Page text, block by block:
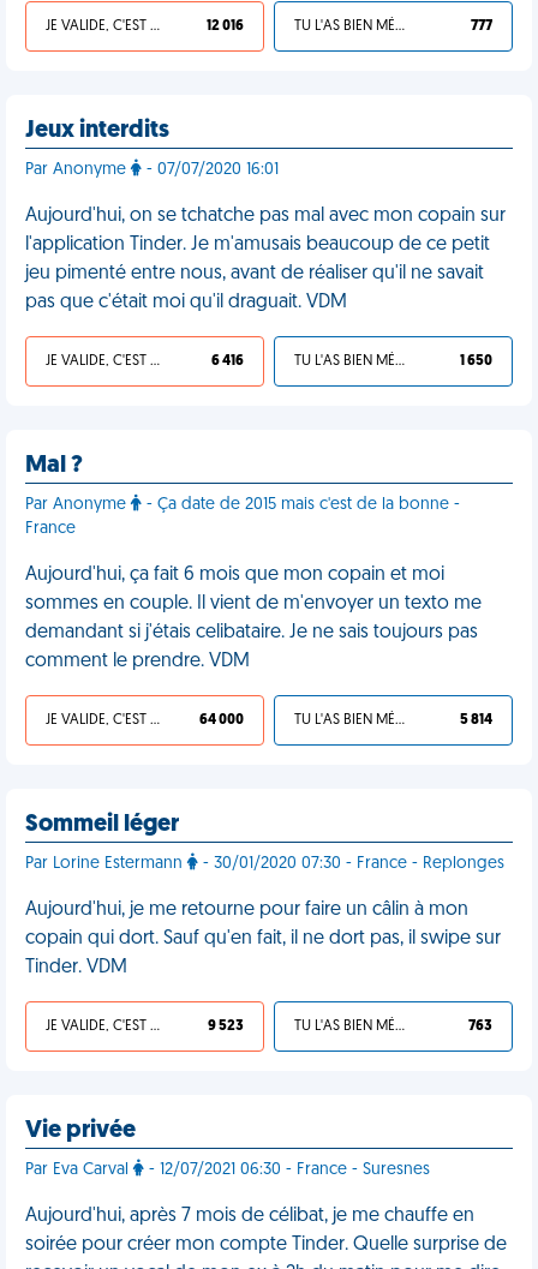
JE VALIDE, C'EST UNE VDM 12 016 TU L'AS BIEN MÉRITÉ 777
Jeux interdits
Par Anonyme - 07/07/2020 16:01
Aujourd'hui, on se tchatche pas mal avec mon copain sur
l'application Tinder. Je m'amusais beaucoup de ce petit
jeu pimenté entre nous, avant de réaliser qu'il ne savait
pas que c'était moi qu'il draguait. VDM
JE VALIDE, C'EST UNE VDM 6 416 TU L'AS BIEN MÉRITÉ 1 650
Mal ?
Par Anonyme
- Ça date de 2015 mais c'est de la bonne -
France
Aujourd'hui, ça fait 6 mois que mon copain et moi
sommes en couple. Il vient de m'envoyer un texto me
demandant si j'étais celibataire. Je ne sais toujours pas
comment le prendre. VDM
JE VALIDE, C'EST UNE VDM 64 000 TU L'AS BIEN MÉRITÉ 5 814
Sommeil léger
Par Lorine Estermann - 30/01/2020 07:30 - France - Replonges
Aujourd'hui, je me retourne pour faire un câlin à mon
copain qui dort. Sauf qu'en fait, il ne dort pas, il swipe sur
Tinder. VDM
JE VALIDE, C'EST UNE VDM 9 523 TU L'AS BIEN MÉRITÉ 763
Vie privée
Par Eva Carval - 12/07/2021 06:30 - France - Suresnes
Aujourd'hui, après 7 mois de célibat, je me chauffe en
soirée pour créer mon compte Tinder. Quelle surprise de